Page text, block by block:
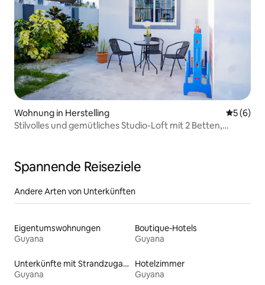
Wohnung in Herstelling
5 (6)
Stilvolles und gemütliches Studio-Loft mit 2 Betten,
Spannende Reiseziele
Andere Arten von Unterkünften
Eigentumswohnungen
Guyana
Boutique-Hotels
Guyana
Unterkünfte mit Strandzugang
Guyana
Hotelzimmer
Guyana